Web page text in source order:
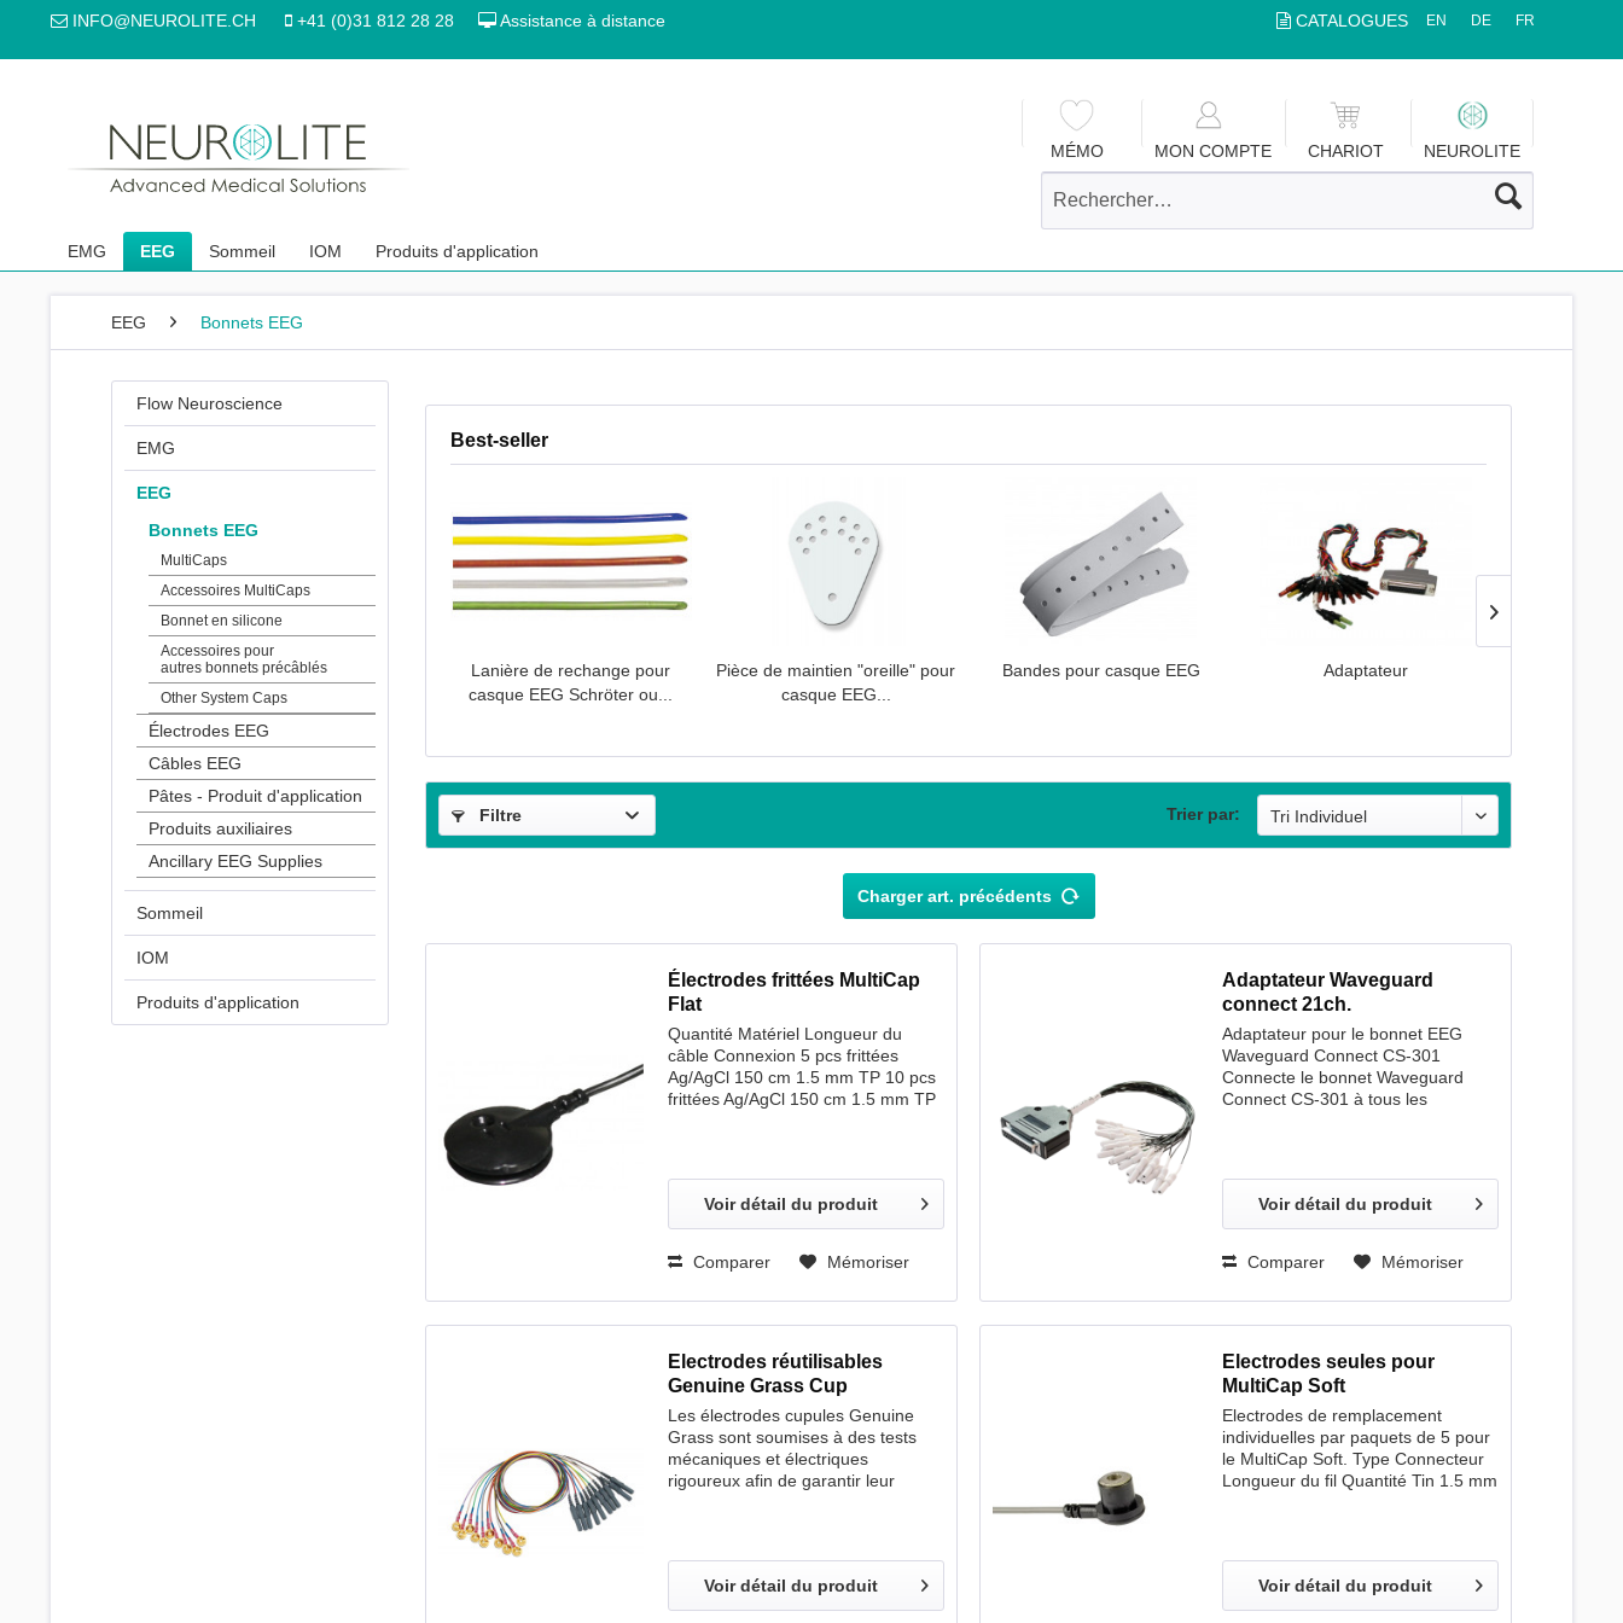
INFO@NEUROLITE.CH +41 (0)31 812 28 28 Assistance à distance EN DE FR
CATALOGUES
MÉMO MON COMPTE CHARIOT NEUROLITE
EMG EEG Sommeil IOM Produits d'application
EEG Bonnets EEG
Flow Neuroscience
EMG
EEG
Bonnets EEG
MultiCaps
Accessoires MultiCaps
Bonnet en silicone
Accessoires pour
autres bonnets précâblés
Other System Caps
Électrodes EEG
Câbles EEG
Pâtes - Produit d'application
Produits auxiliaires
Ancillary EEG Supplies
Sommeil
IOM
Produits d'application
Best-seller
Lanière de rechange pour
casque EEG Schröter ou...
Pièce de maintien "oreille" pour
casque EEG...
Bandes pour casque EEG Adaptateur
Filtre Trier par:
Charger art. précédents
Électrodes frittées MultiCap
Flat
Quantité Matériel Longueur du
câble Connexion 5 pcs frittées
Ag/AgCl 150 cm 1.5 mm TP 10 pcs
frittées Ag/AgCl 150 cm 1.5 mm TP
Ag/AgCl 180 cm 1.5 mm TP 23 pcs
frittées Ag/AgCl 180 cm 1.5 mm TP
Voir détail du produit
Comparer Mémoriser
Adaptateur Waveguard
connect 21ch.
Adaptateur pour le bonnet EEG
Waveguard Connect CS-301
Connecte le bonnet Waveguard
Connect CS-301 à tous les
contacts avec étiquettes
d'électrode.
Voir détail du produit
Comparer Mémoriser
Electrodes réutilisables
Genuine Grass Cup
Les électrodes cupules Genuine
Grass sont soumises à des tests
mécaniques et électriques
rigoureux afin de garantir leur
ou argent 10 mm de diamètre ; ou
cupules coulées en or 6 mm de
diamètre. Choix unique de 3
Voir détail du produit
Electrodes seules pour
MultiCap Soft
Electrodes de remplacement
individuelles par paquets de 5 pour
le MultiCap Soft. Type Connecteur
Longueur du fil Quantité Tin 1.5 mm
mm TP 150 cm 5 pcs.
Voir détail du produit